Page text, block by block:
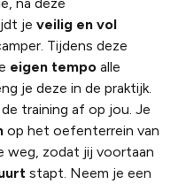
je veilig en vol
Tijdens deze
eigen tempo alle
je deze in de praktijk.
training af op jou. Je
op het oefenterrein van
weg, zodat jij voortaan
stapt. Neem je een